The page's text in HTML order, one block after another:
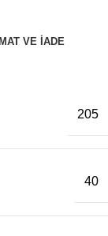
VE İADE
205
40